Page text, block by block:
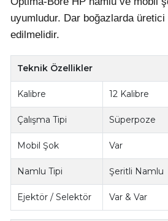
uyumludur. Dar boğazlarda üretici
edilmelidir.
Teknik Özellikler
Kalibre 12 Kalibre
Çalışma Tipi Süperpoze
Mobil Şok Var
Namlu Tipi Şeritli Namlu
Ejektör / Selektör Var & Var